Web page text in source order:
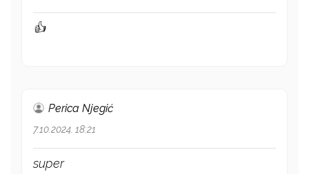
👍
Perica Njegić
7.10.2024. 18:21
super